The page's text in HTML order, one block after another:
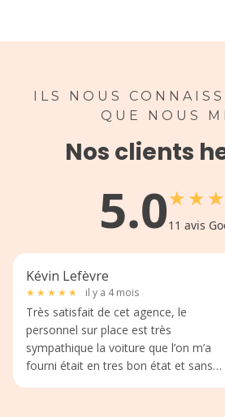
ILS NOUS
QUE NOUS
Nos clients
5.0★★★
11 avis
Kévin Lefèvre
★ ★ ★ ★ ★ il y a 4 mois
Très satisfait de cet agence, le
personnel sur place est très
sympathique la voiture que l’on m’a
fourni était en tres bon état et sans